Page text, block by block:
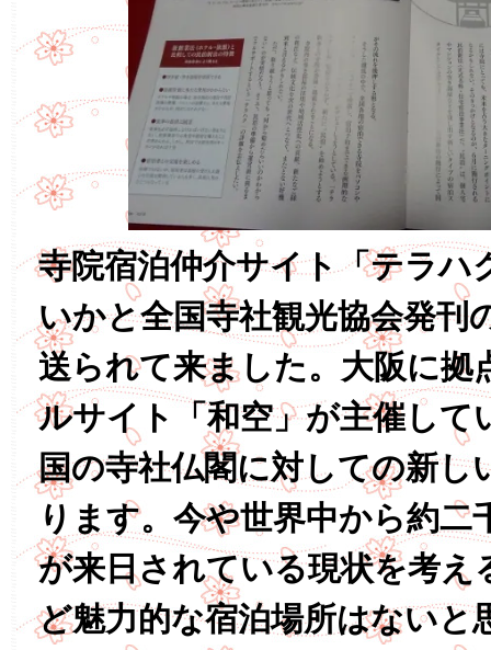
寺院宿泊仲介サイト「テラハ
いかと全国寺社観光協会発刊
送られて来ました。大阪に拠
ルサイト「和空」が主催して
国の寺社仏閣に対しての新し
ります。今や世界中から約二
が来日されている現状を考え
ど魅力的な宿泊場所はないと